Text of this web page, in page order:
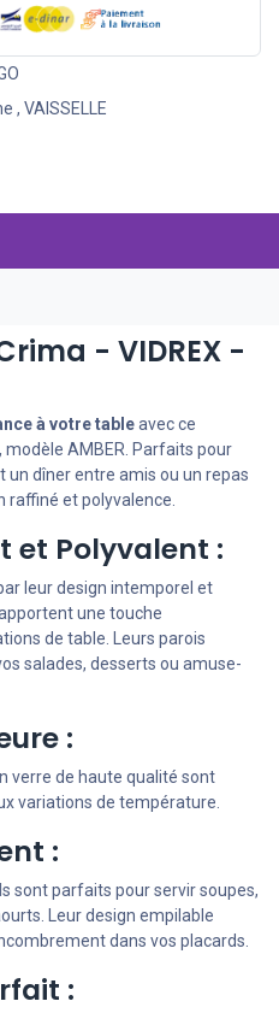
, VAISSELLE
- VIDREX -
à votre tableavec ce
modèle AMBER. Parfaits pour
un dîner entre amis ou un repas
raffiné et polyvalence.
et Polyvalent :
leur design intemporel et
une touche
de table. Leurs parois
salades, desserts ou amuse-
:
verre de haute qualité sont
variations de température.
:
sont parfaits pour servir soupes,
Leur design empilable
dans vos placards.
: